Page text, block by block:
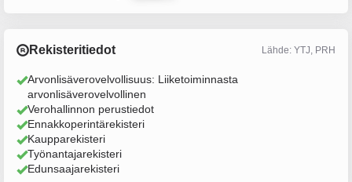
Rekisteritiedot Lähde: YTJ, PRH
Arvonlisäverovelvollisuus: Liiketoiminnasta
arvonlisäverovelvollinen
Verohallinnon perustiedot
Ennakkoperintärekisteri
Kaupparekisteri
Työnantajarekisteri
Edunsaajarekisteri